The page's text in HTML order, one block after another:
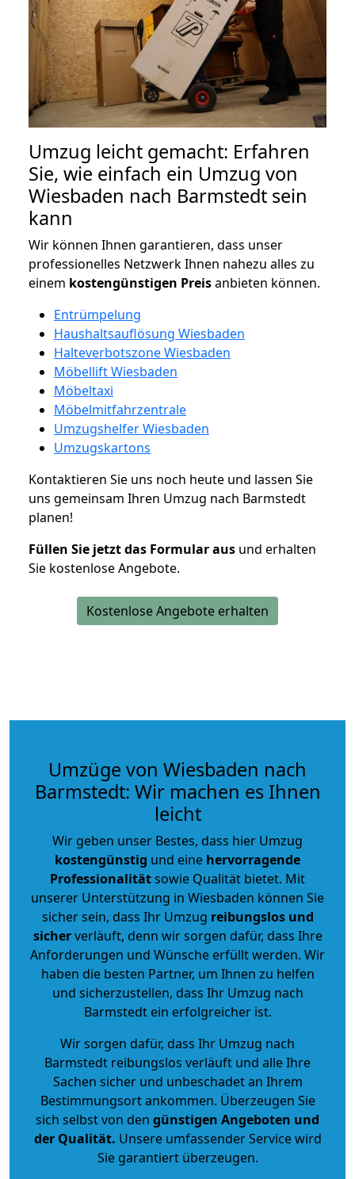
Umzug leicht gemacht: Erfahren
Sie, wie einfach ein Umzug von
Wiesbaden nach Barmstedt sein
kann
Wir können Ihnen garantieren, dass unser
professionelles Netzwerk Ihnen nahezu alles zu
einem kostengünstigen Preisanbieten können.
Entrümpelung
Haushaltsauflösung Wiesbaden
Halteverbotszone Wiesbaden
Möbellift Wiesbaden
Möbeltaxi
Möbelmitfahrzentrale
Umzugshelfer Wiesbaden
Umzugskartons
Kontaktieren Sie uns noch heute und lassen Sie
uns gemeinsam Ihren Umzug nach Barmstedt
planen!
Füllen Sie jetzt das Formular aus und erhalten
Sie kostenlose Angebote.
Kostenlose Angebote erhalten
Umzüge von Wiesbaden nach
Barmstedt: Wir machen es Ihnen
leicht
Wir geben unser Bestes, dass hier Umzug
kostengünstig und eine hervorragende
Professionalitätsowie Qualität bietet. Mit
unserer Unterstützung in Wiesbaden können Sie
sicher sein, dass Ihr Umzug reibungslos und
sicherverläuft, denn wir sorgen dafür, dass Ihre
Anforderungen und Wünsche erfüllt werden. Wir
haben die besten Partner, um Ihnen zu helfen
und sicherzustellen, dass Ihr Umzug nach
Barmstedt ein erfolgreicher ist.
Wir sorgen dafür, dass Ihr Umzug nach
Barmstedt reibungslos verläuft und alle Ihre
Sachen sicher und unbeschadet an Ihrem
Bestimmungsort ankommen. Überzeugen Sie
sich selbst von den günstigen Angeboten und
der Qualität. Unsere umfassender Service wird
Sie garantiert überzeugen.